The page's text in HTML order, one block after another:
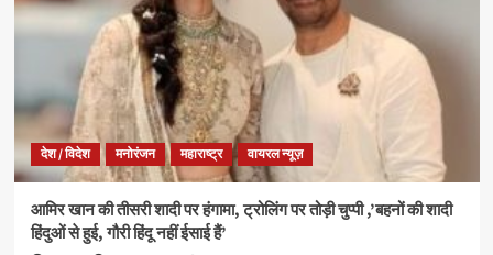
देश / विदेश मनोरंजन महाराष्ट्र वायरल न्यूज़
आमिर खान की तीसरी शादी पर हंगामा, ट्रोलिंग पर तोड़ी चुप्पी ,’बहनों की शादी
हिंदुओं से हुई, गौरी हिंदू नहीं ईसाई हैं’